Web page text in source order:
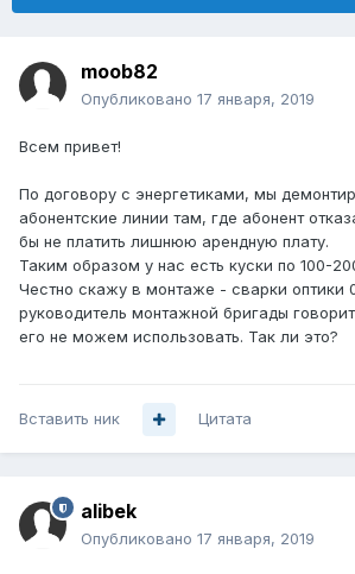
moob82
Опубликовано 17 января, 2019
Всем привет!
По договору с энергетиками, мы
абонентские линии там, где абонент
бы не платить лишнюю арендную плату.
Таким образом у нас есть куски по 100-
Честно скажу в монтаже - сварки оптики
руководитель монтажной бригады
его не можем использовать. Так ли это?
Вставить ник Цитата
alibek
Опубликовано 17 января, 2019